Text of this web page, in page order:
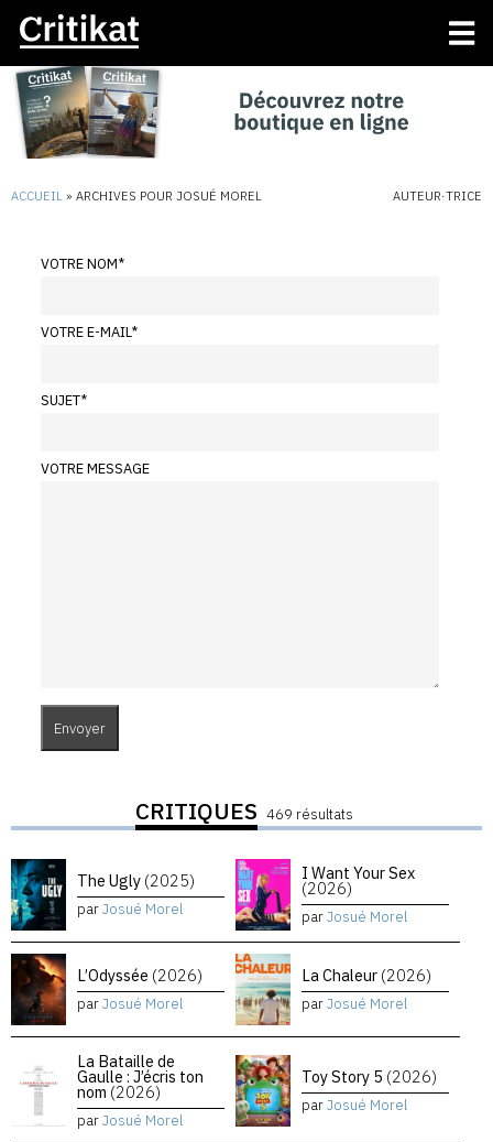
ACCUEIL » ARCHIVES POUR JOSUÉ MOREL AUTEUR·TRICE
VOTRE NOM*
VOTRE E-MAIL*
SUJET*
VOTRE MESSAGE
CRITIQUES 469 résultats
The Ugly (2025)
parJosué Morel
I Want Your Sex
(2026)
parJosué Morel
L’Odyssée (2026)
parJosué Morel
La Chaleur (2026)
parJosué Morel
La Bataille de
Gaulle : J’écris ton
nom (2026)
parJosué Morel
Toy Story 5 (2026)
parJosué Morel